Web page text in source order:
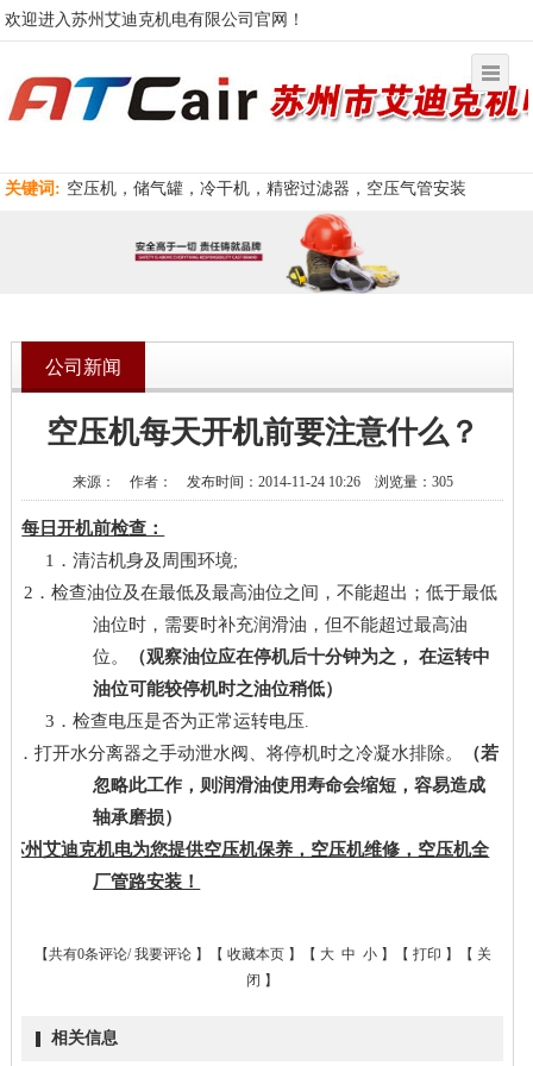
欢迎进入苏州艾迪克机电有限公司官网！
关键词: 空压机，储气罐，冷干机，精密过滤器，空压气管安装
公司新闻
空压机每天开机前要注意什么？
来源： 作者： 发布时间：2014-11-24 10:26 浏览量：305
每日开机前检查：
1．清洁机身及周围环境;
检查油位及在最低及最高油位之间，不能超出；低于最低
油位时，需要时补充润滑油，但不能超过最高油
位。
（观察油位应在停机后十分钟为之， 在运转中
油位可能较停机时之油位稍低）
3．检查电压是否为正常运转电压.
水分离器之手动泄水阀、将停机时之冷凝水排除。
（若
忽略此工作，则润滑油使用寿命会缩短，容易造成
轴承磨损）
苏州艾迪克机电为您提供空压机保养，空压机维修，空压机全
厂管路安装！
【共有0条评论/ 我要评论 】【 收藏本页 】【 大 中 小 】【 打印 】【 关
闭 】
相关信息